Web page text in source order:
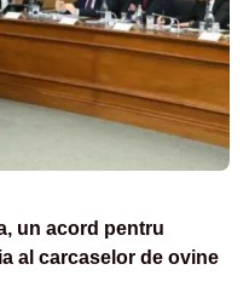
un acord pentru
al carcaselor de ovine